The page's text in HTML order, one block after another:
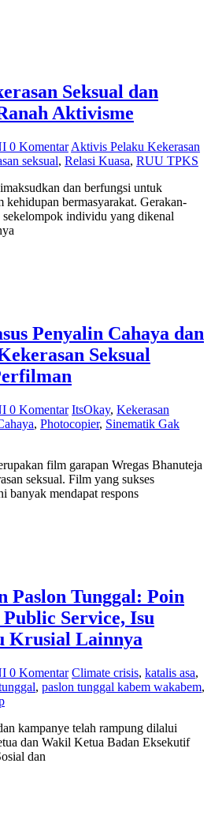
Seksual dan
Aktivisme
0 Komentar Aktivis Pelaku Kekerasan
seksual, Relasi Kuasa, RUU TPKS
dan berfungsi untuk
kehidupan bermasyarakat. Gerakan-
individu yang dikenal
Penyalin Cahaya dan
Seksual
0 Komentar ItsOkay, Kekerasan
, Photocopier, Sinematik Gak
film garapan Wregas Bhanuteja
seksual. Film yang sukses
banyak mendapat respons
Paslon Tunggal: Poin
Service, Isu
Krusial Lainnya
0 Komentar Climate crisis, katalis asa,
, paslon tunggal kabem wakabem,
kampanye telah rampung dilalui
dan Wakil Ketua Badan Eksekutif
dan